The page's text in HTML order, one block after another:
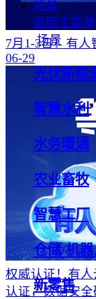
场景
返回主菜单
场景
光伏新能
智慧水利
水务暖通
农业畜牧
智慧工厂
仓储/机
新零售
7月1-3日！有
06-29
权威认证！有人
认证，数据安